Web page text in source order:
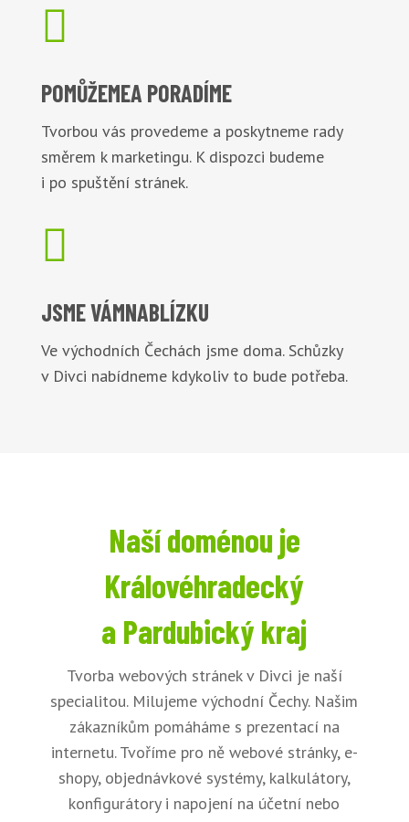

POMŮŽEMEA PORADÍME
Tvorbou vás provedeme a poskytneme rady
směrem k marketingu. K dispozci budeme
i po spuštění stránek.

JSME VÁMNABLÍZKU
Ve východních Čechách jsme doma. Schůzky
v Divci nabídneme kdykoliv to bude potřeba.
Naší doménou je
Královéhradecký
a Pardubický kraj
Tvorba webových stránek v Divci je naší
specialitou. Milujeme východní Čechy. Našim
zákazníkům pomáháme s prezentací na
internetu. Tvoříme pro ně webové stránky, e-
shopy, objednávkové systémy, kalkulátory,
konfigurátory i napojení na účetní nebo